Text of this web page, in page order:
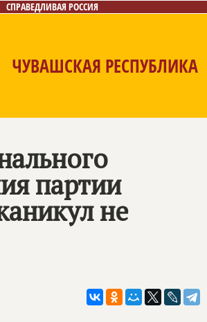
СПРАВЕДЛИВАЯ РОССИЯ
ЧУВАШСКАЯ РЕСПУБЛИКА
партии
не